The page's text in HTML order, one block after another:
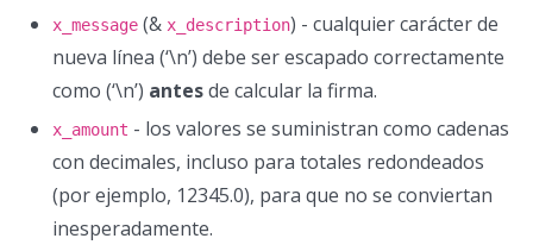
x_message (& x_description) - cualquier carácter de
nueva línea (‘\n’) debe ser escapado correctamente
como (‘\n’) antesde calcular la firma.
x_amount - los valores se suministran como cadenas
con decimales, incluso para totales redondeados
(por ejemplo, 12345.0), para que no se conviertan
inesperadamente.